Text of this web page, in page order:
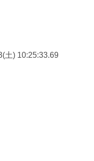
土) 10:25:33.69